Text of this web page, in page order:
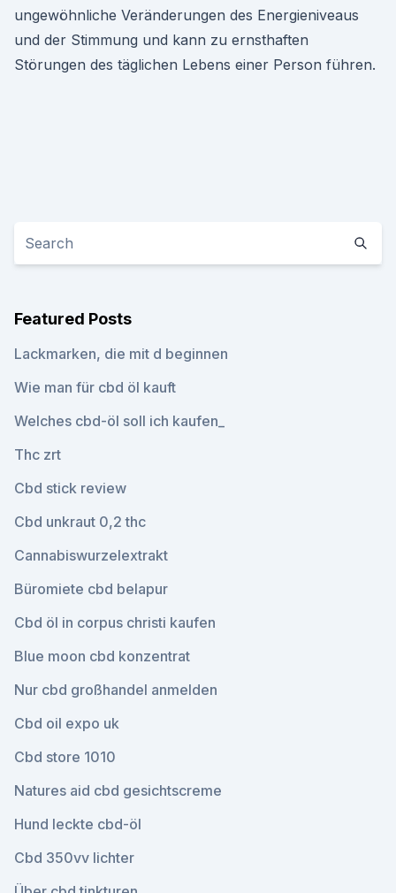
ungewöhnliche Veränderungen des Energieniveaus
und der Stimmung und kann zu ernsthaften
Störungen des täglichen Lebens einer Person führen.
Featured Posts
Lackmarken, die mit d beginnen
Wie man für cbd öl kauft
Welches cbd-öl soll ich kaufen_
Thc zrt
Cbd stick review
Cbd unkraut 0,2 thc
Cannabiswurzelextrakt
Büromiete cbd belapur
Cbd öl in corpus christi kaufen
Blue moon cbd konzentrat
Nur cbd großhandel anmelden
Cbd oil expo uk
Cbd store 1010
Natures aid cbd gesichtscreme
Hund leckte cbd-öl
Cbd 350vv lichter